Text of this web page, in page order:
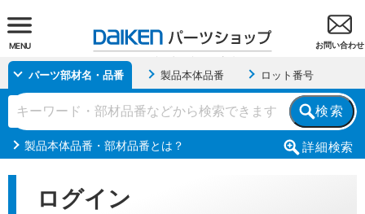
お問い合わせ
MENU
パーツ部材名・品番 製品本体品番 ロット番号
検索
詳細検索
製品本体品番・部材品番とは？
ログイン